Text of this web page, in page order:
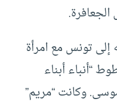
إلى تونس مع امرأة
“أنباء أبناء
وكانت “مريم”